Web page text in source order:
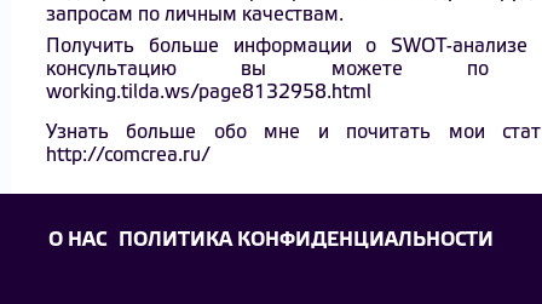
запросам по личным качествам.
Получить больше информации о SWOT-анализе
консультацию вы можете
working.tilda.ws/page8132958.html
Узнать больше обо мне и почитать мои
http://comcrea.ru/
О НАС ПОЛИТИКА КОНФИДЕНЦИАЛЬНОСТИ